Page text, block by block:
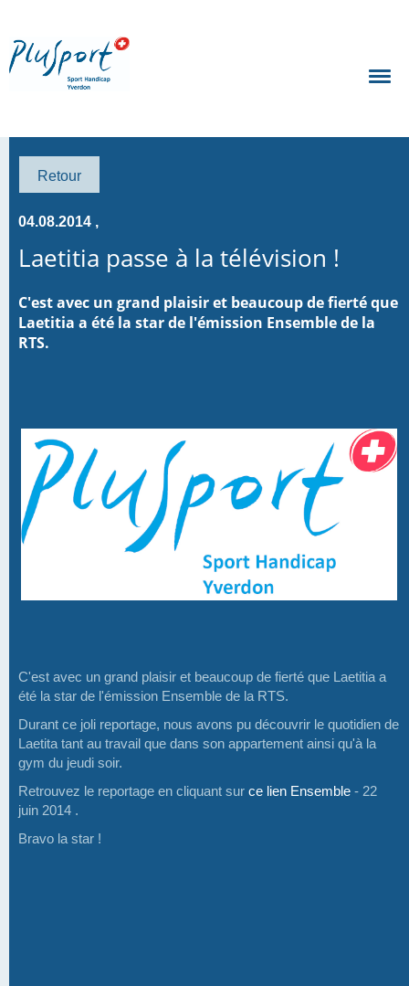
Retour
04.08.2014 ,
Laetitia passe à la télévision !
C'est avec un grand plaisir et beaucoup de fierté que
Laetitia a été la star de l'émission Ensemble de la
RTS.
C'est avec un grand plaisir et beaucoup de fierté que Laetitia a
été la star de l'émission Ensemble de la RTS.
Durant ce joli reportage, nous avons pu découvrir le quotidien de
Laetita tant au travail que dans son appartement ainsi qu'à la
gym du jeudi soir.
Retrouvez le reportage en cliquant sur ce lien Ensemble - 22
juin 2014 .
Bravo la star !